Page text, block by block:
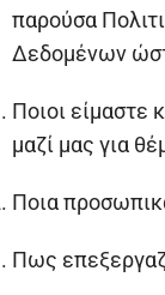
παρούσα
Δεδομένων
Ποιοι είμαστε
μαζί μας για
Ποια
Πως